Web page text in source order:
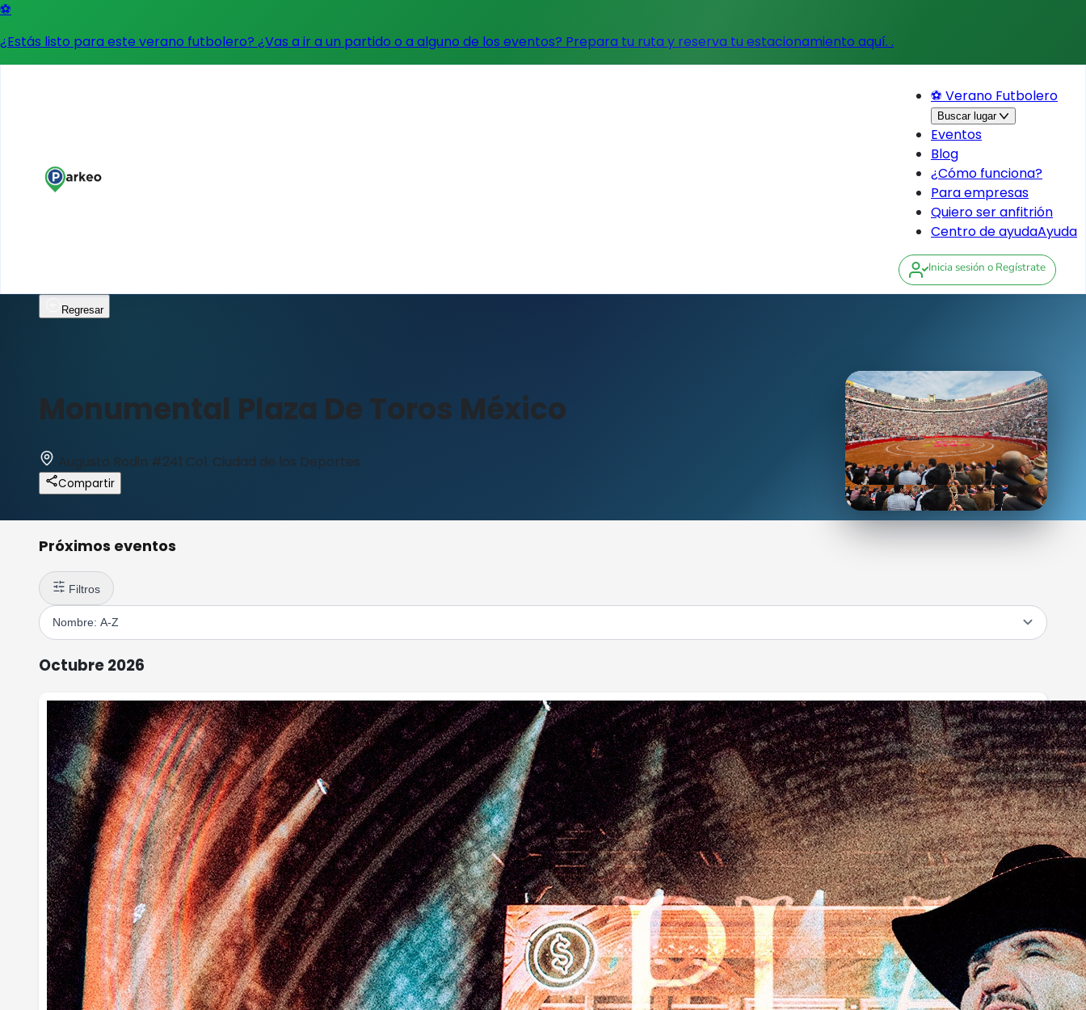
⚽
¿Estás listo para este verano futbolero? ¿Vas a ir a un partido o a alguno de los eventos? Prepara tu ruta y reserva tu estacionamiento aquí. .
⚽ Verano Futbolero
Buscar lugar
Eventos
Blog
¿Cómo funciona?
Para empresas
Quiero ser anfitrión
Centro de ayudaAyuda
Inicia sesión o Regístrate
Regresar
Monumental Plaza De Toros México
Augusto Rodin #241 Col. Ciudad de los Deportes
Compartir
Próximos eventos
Filtros
Octubre 2026